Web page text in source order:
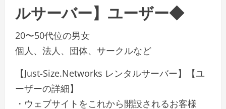
ルサーバー】ユーザー◆
20〜50代位の男女
個人、法人、団体、サークルなど
【Just-Size.Networks レンタルサーバー】【ユ
ーザーの詳細】
・ウェブサイトをこれから開設されるお客様